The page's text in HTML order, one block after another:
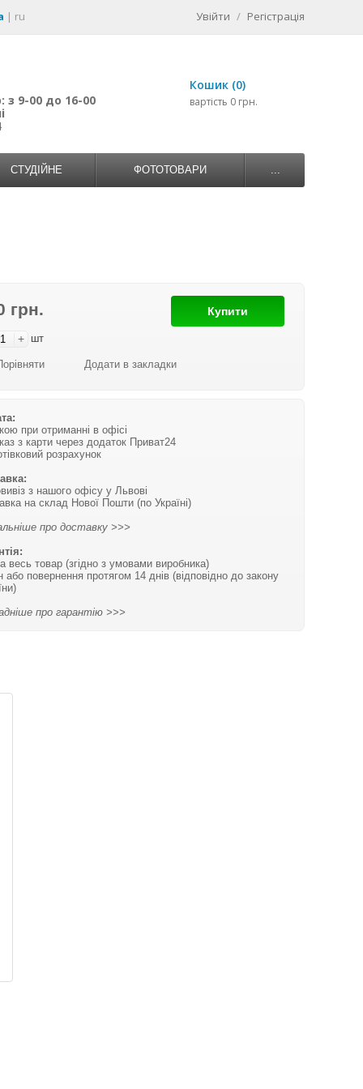
| ru Увійти / Регістрація
з 9-00 до 16-00
Кошик (0)
вартість 0 грн.
СТУДІЙНЕ ФОТОТОВАРИ ...
грн.
+ шт
Купити
Додати в закладки
при отриманні в офісі
з карти через додаток Приват24
розрахунок
з нашого офісу у Львові
на склад Нової Пошти (по Україні)
про доставку >>>
весь товар (згідно з умовами виробника)
або повернення протягом 14 днів (відповідно до закону
про гарантію >>>